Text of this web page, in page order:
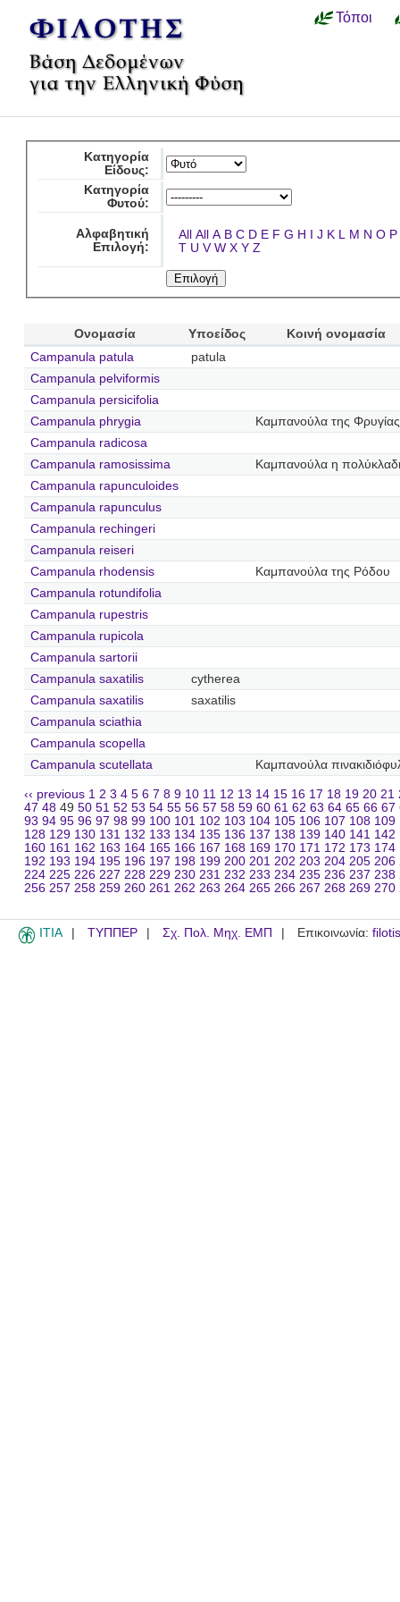
Τόποι
Κατηγορία
Είδους:
Κατηγορία
Φυτού:
Αλφαβητική
Επιλογή:
All All A B C D E F G H I J K L M N O P
T U V W X Y Z
Ονομασία Υποείδος
Κοινή ονομασία
Campanula patula
patula
Campanula pelviformis
Campanula persicifolia
Campanula phrygia
Καμπανούλα της Φρυγίας
Campanula radicosa
Campanula ramosissima
Καμπανούλα η
Campanula rapunculoides
Campanula rapunculus
Campanula rechingeri
Campanula reiseri
Campanula rhodensis
Καμπανούλα της Ρόδου
Campanula rotundifolia
Campanula rupestris
Campanula rupicola
Campanula sartorii
Campanula saxatilis
cytherea
Campanula saxatilis
saxatilis
Campanula sciathia
Campanula scopella
Campanula scutellata
Καμπανούλα
‹‹ previous 1 2 3 4 5 6 7 8 9 10 11 12 13 14 15 16 17 18 19 20 21
47 48 49 50 51 52 53 54 55 56 57 58 59 60 61 62 63 64 65 66 67
93 94 95 96 97 98 99 100 101 102 103 104 105 106 107 108 109
128 129 130 131 132 133 134 135 136 137 138 139 140 141 142
160 161 162 163 164 165 166 167 168 169 170 171 172 173 174
192 193 194 195 196 197 198 199 200 201 202 203 204 205 206
224 225 226 227 228 229 230 231 232 233 234 235 236 237 238
256 257 258 259 260 261 262 263 264 265 266 267 268 269 270
ITIA ΤΥΠΠΕΡ Σχ. Πολ. Μηχ. ΕΜΠ Επικοινωνία: